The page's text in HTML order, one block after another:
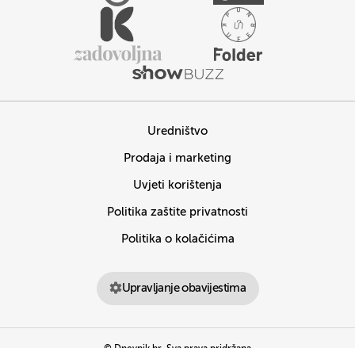
Uredništvo
Prodaja i marketing
Uvjeti korištenja
Politika zaštite privatnosti
Politika o kolačićima
Upravljanje obavijestima